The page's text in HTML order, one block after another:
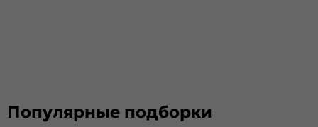
Популярные подборки